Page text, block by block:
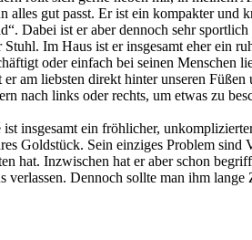
alles gut passt. Er ist ein kompakter und
Dabei ist er aber dennoch sehr
Stuhl. Im Haus ist er insgesamt eher ein
oder einfach bei seinen Menschen
er am liebsten direkt hinter unseren
nach links oder rechts, um etwas zu
ist insgesamt ein fröhlicher,
Goldstück. Sein einziges Problem sind
hat. Inzwischen hat er aber schon
verlassen. Dennoch sollte man ihm